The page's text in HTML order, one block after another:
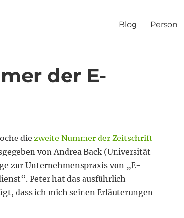
Blog Person
der E-
die zweite Nummer der Zeitschrift
von Andrea Back (Universität
zur Unternehmenspraxis von „E-
Peter hat das ausführlich
dass ich mich seinen Erläuterungen